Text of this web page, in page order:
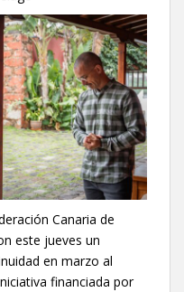
Canaria de
este jueves un
en marzo al
financiada por